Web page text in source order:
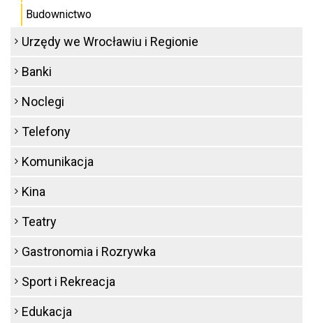
Budownictwo
Urzędy we Wrocławiu i Regionie
Banki
Noclegi
Telefony
Komunikacja
Kina
Teatry
Gastronomia i Rozrywka
Sport i Rekreacja
Edukacja